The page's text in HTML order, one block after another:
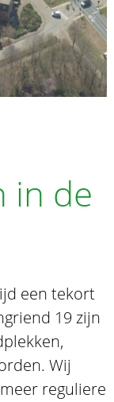
in de
een tekort
19 zijn
Wij
reguliere